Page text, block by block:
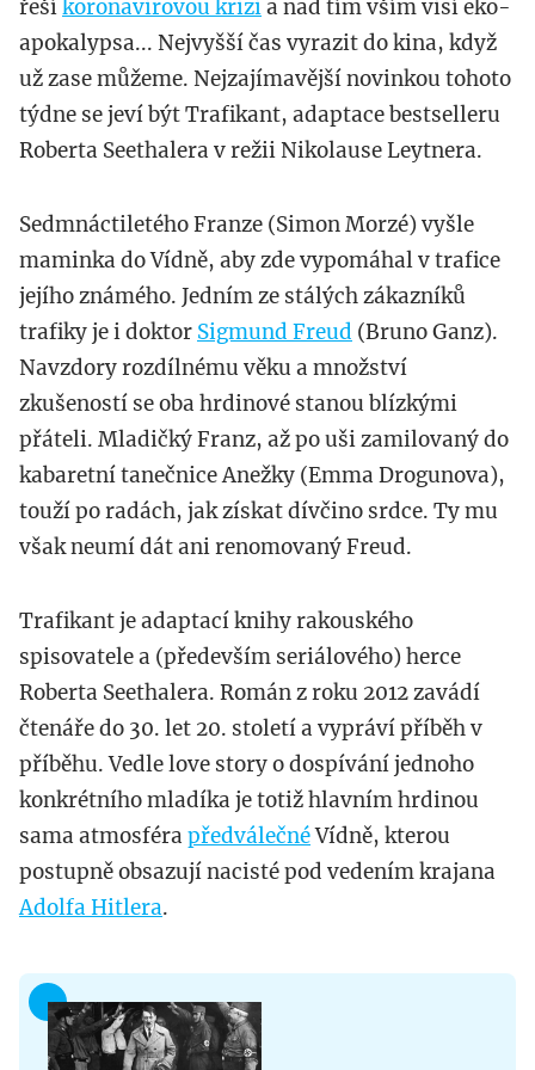
řešíkoronavirovou krizia nad tím vším visí eko-
apokalypsa... Nejvyšší čas vyrazit do kina, když
už zase můžeme. Nejzajímavější novinkou tohoto
týdne se jeví být Trafikant, adaptace bestselleru
Roberta Seethalera v režii Nikolause Leytnera.
Sedmnáctiletého Franze (Simon Morzé) vyšle
maminka do Vídně, aby zde vypomáhal v trafice
jejího známého. Jedním ze stálých zákazníků
trafiky je i doktor Sigmund Freud (Bruno Ganz).
Navzdory rozdílnému věku a množství
zkušeností se oba hrdinové stanou blízkými
přáteli. Mladičký Franz, až po uši zamilovaný do
kabaretní tanečnice Anežky (Emma Drogunova),
touží po radách, jak získat dívčino srdce. Ty mu
však neumí dát ani renomovaný Freud.
Trafikant je adaptací knihy rakouského
spisovatele a (především seriálového) herce
Roberta Seethalera. Román z roku 2012 zavádí
čtenáře do 30. let 20. století a vypráví příběh v
příběhu. Vedle love story o dospívání jednoho
konkrétního mladíka je totiž hlavním hrdinou
sama atmosféra předválečnéVídně, kterou
postupně obsazují nacisté pod vedením krajana
Adolfa Hitlera.